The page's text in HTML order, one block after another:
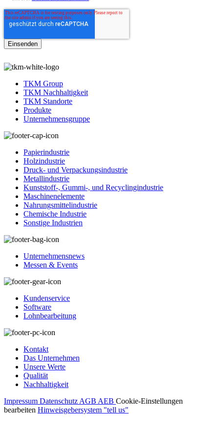
TKM Group
TKM Nachhaltigkeit
TKM Standorte
Produkte
Unternehmensgruppe
Papierindustrie
Holzindustrie
Druck- und Verpackungsindustrie
Metallindustrie
Kunststoff-, Gummi-, und Recyclingindustrie
Maschinenelemente
Nahrungsmittelindustrie
Chemische Industrie
Sonstige Industrien
Unternehmensnews
Messen & Events
Kundenservice
Software
Lohnbearbeitung
Kontakt
Das Unternehmen
Unsere Werte
Qualität
Nachhaltigkeit
Impressum Datenschutz AGB AEB Cookie-Einstellungen
bearbeiten Hinweisgebersystem "tell us"